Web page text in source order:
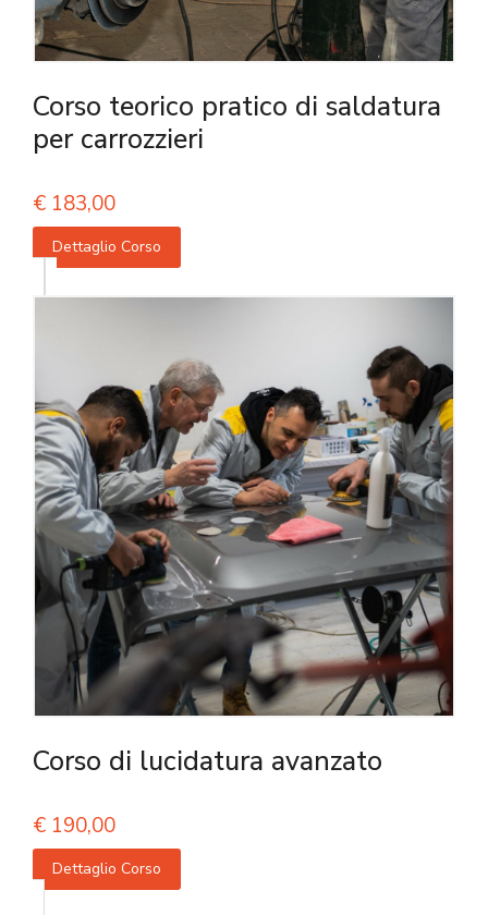
Corso teorico pratico di saldatura
per carrozzieri
€ 183,00
Dettaglio Corso
Corso di lucidatura avanzato
€ 190,00
Dettaglio Corso